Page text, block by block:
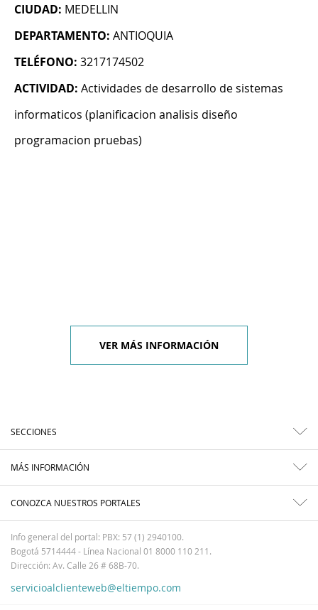
CIUDAD: MEDELLIN
DEPARTAMENTO: ANTIOQUIA
TELÉFONO: 3217174502
ACTIVIDAD: Actividades de desarrollo de sistemas
informaticos (planificacion analisis diseño
programacion pruebas)
VER MÁS INFORMACIÓN
SECCIONES
MÁS INFORMACIÓN
CONOZCA NUESTROS PORTALES
Info general del portal: PBX: 57 (1) 2940100.
Bogotá 5714444 - Línea Nacional 01 8000 110 211.
Dirección: Av. Calle 26 # 68B-70.
servicioalclienteweb@eltiempo.com